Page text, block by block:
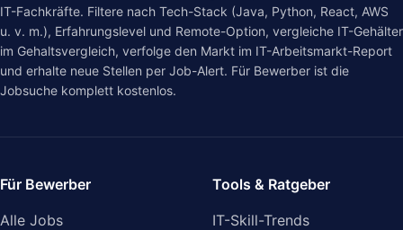
IT-Fachkräfte. Filtere nach Tech-Stack (Java, Python, React, AWS
u. v. m.), Erfahrungslevel und Remote-Option, vergleiche IT-Gehälter
im Gehaltsvergleich, verfolge den Markt im IT-Arbeitsmarkt-Report
und erhalte neue Stellen per Job-Alert. Für Bewerber ist die
Jobsuche komplett kostenlos.
Für Bewerber
Alle Jobs
Tools & Ratgeber
IT-Skill-Trends